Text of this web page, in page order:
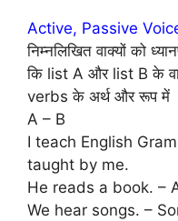
Active, Passive
निम्नलिखित वाक्यों को
कि list A और list B के
verbs के अर्थ और रूप में
A – B
I teach English
taught by me.
He reads a book. –
We hear songs. –